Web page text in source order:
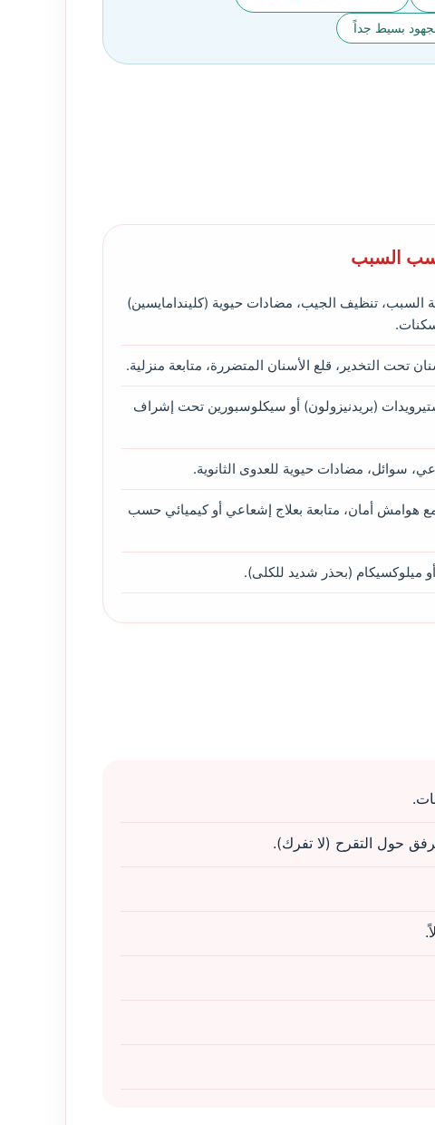
بسيط جداً
السبب
السبب، تنظيف الجيب، مضادات حيوية (كليندامايسين)
تحت التخدير، قلع الأسنان المتضررة، متابعة منزلية.
(بريدنيزولون) أو سيكلوسبورين تحت إشراف
سوائل، مضادات حيوية للعدوى الثانوية.
هوامش أمان، متابعة بعلاج إشعاعي أو كيميائي حسب
أو ميلوكسيكام (بحذر شديد للكلى).
حول التقرح (لا تفرك).